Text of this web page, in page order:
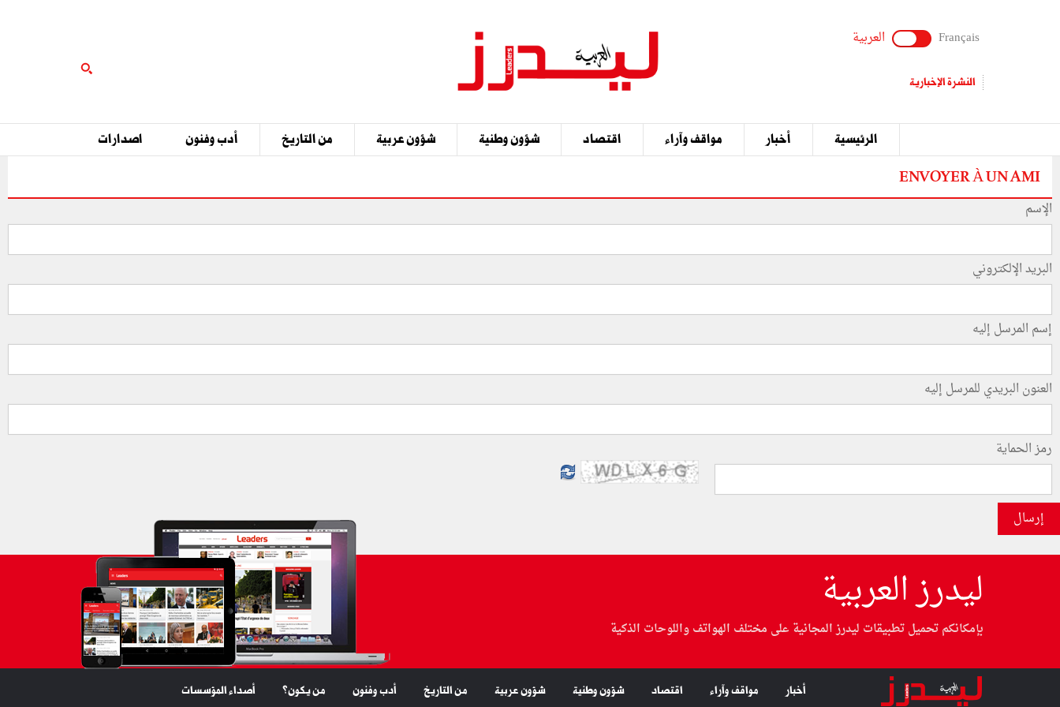
Français العربية
النشرة الإخبارية
الرئيسية أخبار مواقف وآراء اقتصاد شؤون وطنية شؤون عربية من التاريخ أدب وفنون اصدارات
ENVOYER À UN AMI
الإسم
البريد الإلكتروني
إسم المرسل إليه
العنون البريدي للمرسل إليه
رمز الحماية
إرسال
ليدرز العربية
بإمكانكم تحميل تطبيقات ليدرز المجانية على مختلف الهواتف واللوحات الذكية
أخبار مواقف وآراء اقتصاد شؤون وطنية شؤون عربية من التاريخ أدب وفنون من يكون؟ أصداء المؤسسات